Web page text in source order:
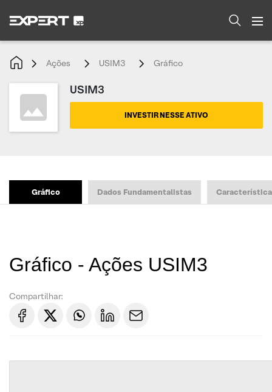
Ações USIM3 Gráfico
USIM3
INVESTIR NESSE ATIVO
Gráfico Dados Fundamentalistas
Gráfico - Ações USIM3
Compartilhar: